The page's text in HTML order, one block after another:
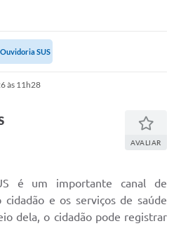
Ouvidoria SUS
às 11h28
AVALIAR
é um importante canal de
cidadão e os serviços de saúde
dela, o cidadão pode registrar